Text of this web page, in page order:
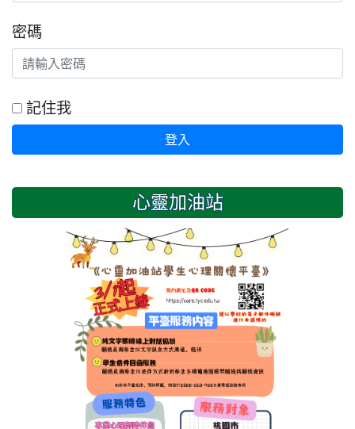
密碼
記住我
登入
心靈加油站